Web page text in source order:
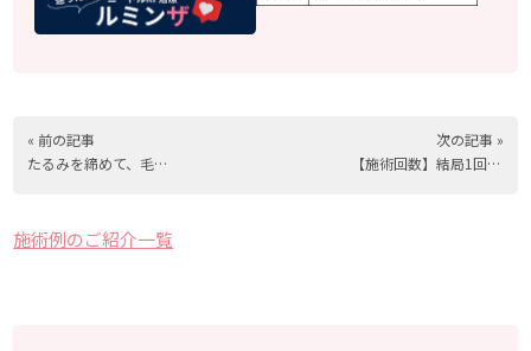
« 前の記事
たるみを締めて、毛穴を締める！
次の記事 »
【施術回数】結局1回で終わるの？それとも2回？
施術例のご紹介一覧